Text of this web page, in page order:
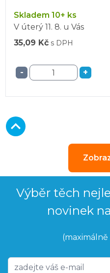
Skladem 10+ ks
V úterý 11. 8. u Vás
35,09 Kč s DPH
- +
Výběr těch
novinek